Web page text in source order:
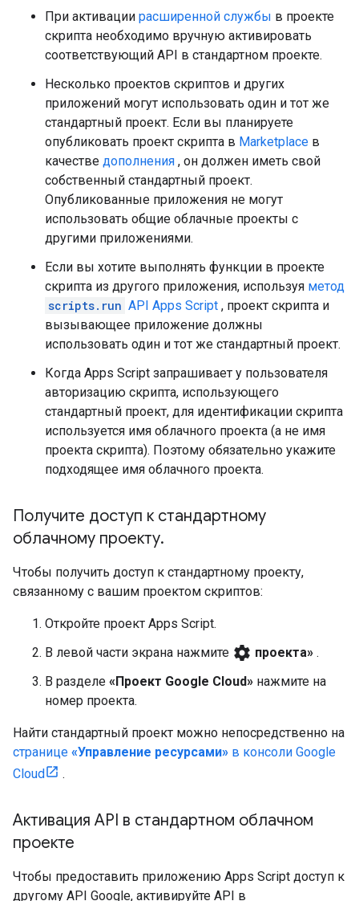
При активации расширенной службы в проекте
скрипта необходимо вручную активировать
соответствующий API в стандартном проекте.
Несколько проектов скриптов и других
приложений могут использовать один и тот же
стандартный проект. Если вы планируете
опубликовать проект скрипта в Marketplace в
качестве дополнения , он должен иметь свой
собственный стандартный проект.
Опубликованные приложения не могут
использовать общие облачные проекты с
другими приложениями.
Если вы хотите выполнять функции в проекте
скрипта из другого приложения, используя метод
scripts.run API Apps Script , проект скрипта и
вызывающее приложение должны
использовать один и тот же стандартный проект.
Когда Apps Script запрашивает у пользователя
авторизацию скрипта, использующего
стандартный проект, для идентификации скрипта
используется имя облачного проекта (а не имя
проекта скрипта). Поэтому обязательно укажите
подходящее имя облачного проекта.
Получите доступ к стандартному
облачному проекту.
Чтобы получить доступ к стандартному проекту,
связанному с вашим проектом скриптов:
Откройте проект Apps Script.
В левой части экрана нажмите settings проекта» .
В разделе «Проект Google Cloud» нажмите на
номер проекта.
Найти стандартный проект можно непосредственно на
странице «Управление ресурсами» в консоли Google
Cloud
.
Активация API в стандартном облачном
проекте
Чтобы предоставить приложению Apps Script доступ к
другому API Google, активируйте API в